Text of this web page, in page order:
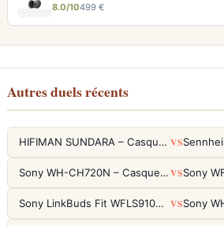
8.0/10499 €
Autres duels récents
HIFIMAN SUNDARA – Casque Planar Magnetic Ouvert Over-Ear Audiophile VS
Sony WH-CH720N – Casque ANC 35h, Ultra-léger (192g) avec Processeur V1 VS
Sony LinkBuds Fit WFLS910NW Blanc – Écouteurs Sport Ailes ANC VS